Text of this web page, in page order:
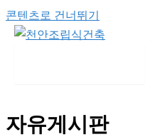
콘텐츠로 건너뛰기
자유게시판